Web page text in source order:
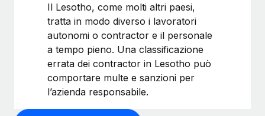
Il Lesotho, come molti altri paesi,
tratta in modo diverso i lavoratori
autonomi o contractor e il personale
a tempo pieno. Una classificazione
errata dei contractor in Lesotho può
comportare multe e sanzioni per
l’azienda responsabile.